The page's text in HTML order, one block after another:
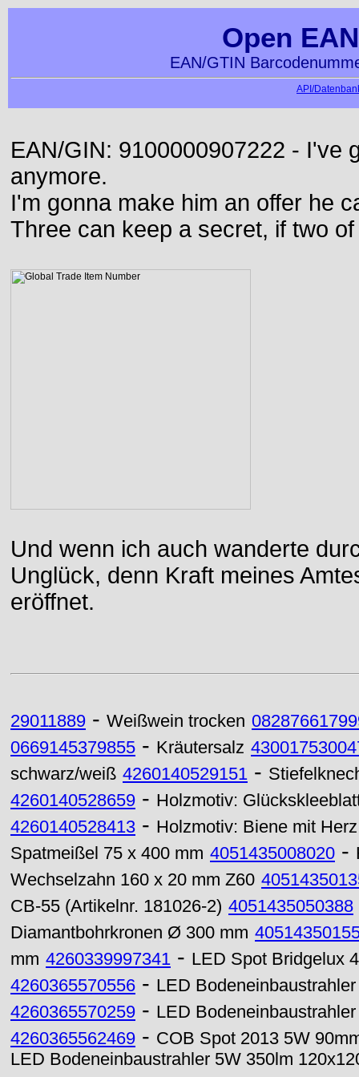
Open
EAN/GTIN
API/
EAN/GIN: 9100000907222 - I've
anymore.
I'm gonna make him an offer he
Three can keep a secret, if two
Und wenn ich auch wanderte
Unglück, denn Kraft meines
eröffnet.
29011889 - Weißwein trocken
0669145379855 - Kräutersalz
schwarz/weiß 4260140529151 -
4260140528659 - Holzmotiv:
4260140528413 - Holzmotiv: Biene mit Herz
Spatmeißel 75 x 400 mm 4051435008020 -
Wechselzahn 160 x 20 mm Z60
CB-55 (Artikelnr. 181026-2) 4051435050388
Diamantbohrkronen Ø 300 mm
mm 4260339997341 - LED Spot Bridgelux
4260365570556 - LED
4260365570259 - LED
4260365562469 - COB Spot 2013 5W
LED Bodeneinbaustrahler 5W 350lm